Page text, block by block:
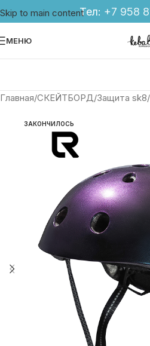
Skip to main contentТел: +7 958
МЕНЮ
Главная СКЕЙТБОРД Защита sk8
ЗАКОНЧИЛОСЬ